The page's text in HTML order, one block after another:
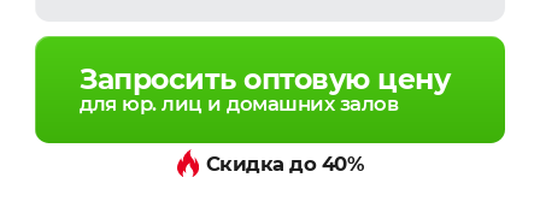
Запросить оптовую цену
для юр. лиц и домашних залов
Скидка до 40%